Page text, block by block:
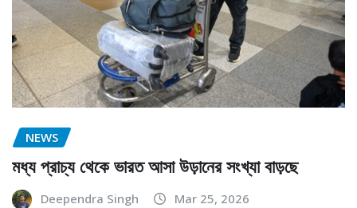
NEWS
মধ্য প্রাচ্য থেকে ভারত আসা উড়ানের সংখ্যা বাড়ছে
Deependra Singh Mar 25, 2026